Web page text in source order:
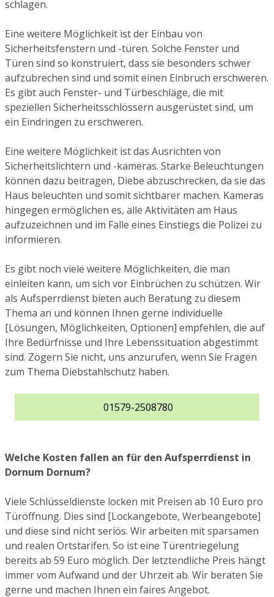
schlagen.
Eine weitere Möglichkeit ist der Einbau von
Sicherheitsfenstern und -türen. Solche Fenster und
Türen sind so konstruiert, dass sie besonders schwer
aufzubrechen sind und somit einen Einbruch erschweren.
Es gibt auch Fenster- und Türbeschläge, die mit
speziellen Sicherheitsschlössern ausgerüstet sind, um
ein Eindringen zu erschweren.
Eine weitere Möglichkeit ist das Ausrichten von
Sicherheitslichtern und -kameras. Starke Beleuchtungen
können dazu beitragen, Diebe abzuschrecken, da sie das
Haus beleuchten und somit sichtbarer machen. Kameras
hingegen ermöglichen es, alle Aktivitäten am Haus
aufzuzeichnen und im Falle eines Einstiegs die Polizei zu
informieren.
Es gibt noch viele weitere Möglichkeiten, die man
einleiten kann, um sich vor Einbrüchen zu schützen. Wir
als Aufsperrdienst bieten auch Beratung zu diesem
Thema an und können Ihnen gerne individuelle
[Lösungen, Möglichkeiten, Optionen] empfehlen, die auf
Ihre Bedürfnisse und Ihre Lebenssituation abgestimmt
sind. Zögern Sie nicht, uns anzurufen, wenn Sie Fragen
zum Thema Diebstahlschutz haben.
01579-2508780
Welche Kosten fallen an für den Aufsperrdienst in
Dornum Dornum?
Viele Schlüsseldienste locken mit Preisen ab 10 Euro pro
Türöffnung. Dies sind [Lockangebote, Werbeangebote]
und diese sind nicht seriös. Wir arbeiten mit sparsamen
und realen Ortstarifen. So ist eine Türentriegelung
bereits ab 59 Euro möglich. Der letztendliche Preis hängt
immer vom Aufwand und der Uhrzeit ab. Wir beraten Sie
gerne und machen Ihnen ein faires Angebot.